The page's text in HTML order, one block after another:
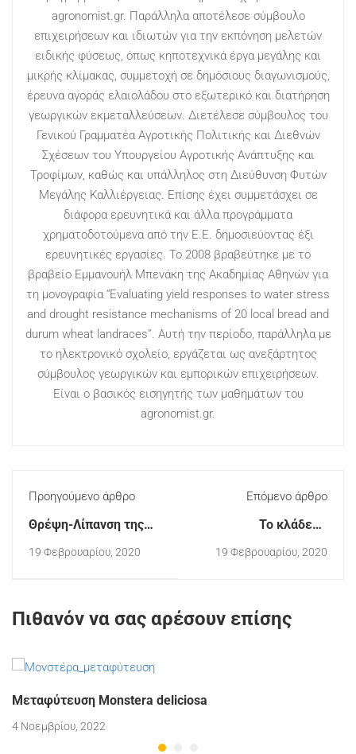
agronomist.gr. Παράλληλα αποτέλεσε σύμβουλο
επιχειρήσεων και ιδιωτών για την εκπόνηση μελετών
ειδικής φύσεως, όπως κηποτεχνικά έργα μεγάλης και
μικρής κλίμακας, συμμετοχή σε δημόσιους διαγωνισμούς,
έρευνα αγοράς ελαιολάδου στο εξωτερικό και διατήρηση
γεωργικών εκμεταλλεύσεων. Διετέλεσε σύμβουλος του
Γενικού Γραμματέα Αγροτικής Πολιτικής και Διεθνών
Σχέσεων του Υπουργείου Αγροτικής Ανάπτυξης και
Τροφίμων, καθώς και υπάλληλος στη Διεύθυνση Φυτών
Μεγάλης Καλλιέργειας. Επίσης έχει συμμετάσχει σε
διάφορα ερευνητικά και άλλα προγράμματα
χρηματοδοτούμενα από την Ε.Ε. δημοσιεύοντας έξι
ερευνητικές εργασίες. Το 2008 βραβεύτηκε με το
βραβείο Εμμανουήλ Μπενάκη της Ακαδημίας Αθηνών για
τη μονογραφία “Evaluating yield responses to water stress
and drought resistance mechanisms of 20 local bread and
durum wheat landraces”. Αυτή την περίοδο, παράλληλα με
το ηλεκτρονικό σχολείο, εργάζεται ως ανεξάρτητος
σύμβουλος γεωργικών και εμπορικών επιχειρήσεων.
Είναι ο βασικός εισηγητής των μαθημάτων του
agronomist.gr.
Προηγούμενο άρθρο
Θρέψη-Λίπανση της
19 Φεβρουαρίου, 2020
Επόμενο άρθρο
Το κλάδεμα
καρποφορίας της
19 Φεβρουαρίου, 2020
Πιθανόν να σας αρέσουν επίσης
Μεταφύτευση Monstera deliciosa
4 Νοεμβρίου, 2022